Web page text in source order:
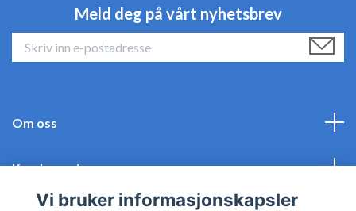
Meld deg på vårt nyhetsbrev
Om oss
Kundeservice
Vi bruker informasjonskapsler